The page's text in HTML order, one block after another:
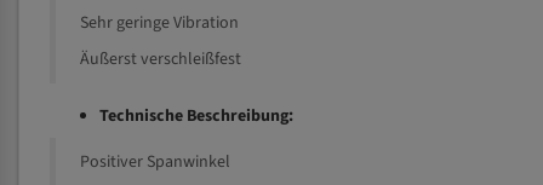
Sehr geringe Vibration
Äußerst verschleißfest
Technische Beschreibung:
Positiver Spanwinkel